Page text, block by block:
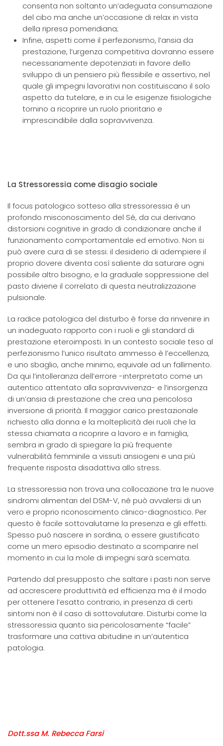
consenta non soltanto un’adeguata consumazione
del cibo ma anche un’occasione di relax in vista
della ripresa pomeridiana;
Infine, aspetti come il perfezionismo, l’ansia da
prestazione, l’urgenza competitiva dovranno essere
necessariamente depotenziati in favore dello
sviluppo di un pensiero più flessibile e assertivo, nel
quale gli impegni lavorativi non costituiscano il solo
aspetto da tutelare, e in cui le esigenze fisiologiche
tornino a ricoprire un ruolo prioritario e
imprescindibile dalla sopravvivenza.
La Stressoressia come disagio sociale
Il focus patologico sotteso alla stressoressia è un
profondo misconoscimento del Sé, da cui derivano
distorsioni cognitive in grado di condizionare anche il
funzionamento comportamentale ed emotivo. Non si
può avere cura di se stessi: il desiderio di adempiere il
proprio dovere diventa così saliente da saturare ogni
possibile altro bisogno, e la graduale soppressione del
pasto diviene il correlato di questa neutralizzazione
pulsionale.
La radice patologica del disturbo è forse da rinvenire in
un inadeguato rapporto con i ruoli e gli standard di
prestazione eteroimposti. In un contesto sociale teso al
perfezionismo l’unico risultato ammesso è l’eccellenza,
e uno sbaglio, anche minimo, equivale ad un fallimento.
Da qui l’intolleranza dell’errore -interpretato come un
autentico attentato alla sopravvivenza- e l’insorgenza
di un’ansia di prestazione che crea una pericolosa
inversione di priorità. Il maggior carico prestazionale
richiesto alla donna e la molteplicità dei ruoli che la
stessa chiamata a ricoprire a lavoro e in famiglia,
sembra in grado di spiegare la più frequente
vulnerabilità femminile a vissuti ansiogeni e una più
frequente risposta disadattiva allo stress.
La stressoressia non trova una collocazione tra le nuove
sindromi alimentari del DSM-V, né può avvalersi di un
vero e proprio riconoscimento clinico-diagnostico. Per
questo è facile sottovalutarne la presenza e gli effetti.
Spesso può nascere in sordina, o essere giustificato
come un mero episodio destinato a scomparire nel
momento in cui la mole di impegni sarà scemata.
Partendo dal presupposto che saltare i pasti non serve
ad accrescere produttività ed efficienza ma è il modo
per ottenere l’esatto contrario, in presenza di certi
sintomi non è il caso di sottovalutare. Disturbi come la
stressoressia quanto sia pericolosamente “facile”
trasformare una cattiva abitudine in un’autentica
patologia.
Dott.ssa M. Rebecca Farsi